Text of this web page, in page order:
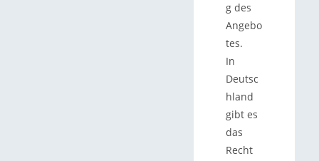
g des
Angebo
tes.
In
Deutsc
hland
gibt es
das
Recht